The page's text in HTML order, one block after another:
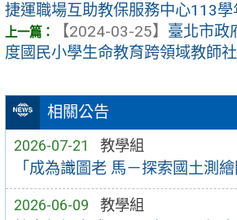
相關公告
2026-07-21 教學組
「成為識圖老 馬－探索國土測
2026-06-09 教學組
捷運職場互助教保服務中心113學
【2024-03-25】 臺北市政
度國民小學生命教育跨領域教師